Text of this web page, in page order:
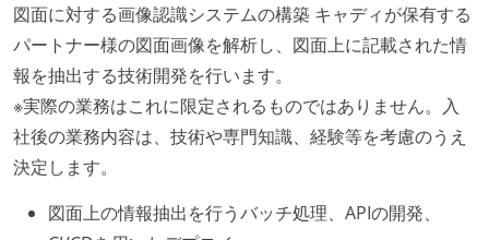
図面に対する画像認識システムの構築 キャディが保有する
パートナー様の図面画像を解析し、図面上に記載された情
報を抽出する技術開発を行います。
※実際の業務はこれに限定されるものではありません。入
社後の業務内容は、技術や専門知識、経験等を考慮のうえ
決定します。
図面上の情報抽出を行うバッチ処理、APIの開発、